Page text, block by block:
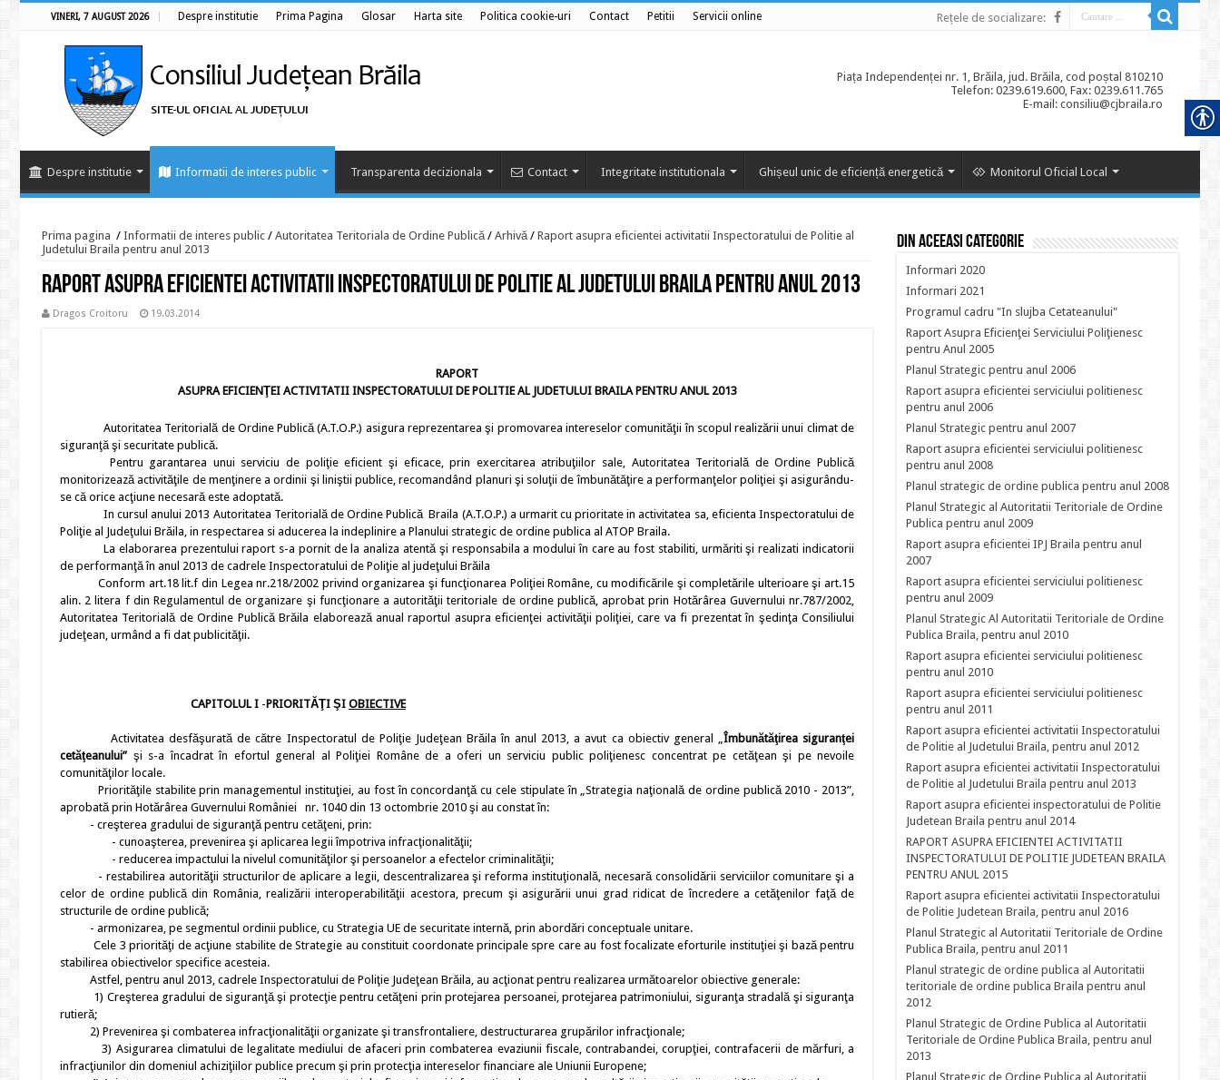
VINERI, 7 AUGUST 2026 Despre institutie Prima Pagina Glosar Harta site Politica cookie-uri Contact Petitii Servicii online Rețele de socializare:
Piața Independenței nr. 1, Brăila, jud. Brăila, cod poștal 810210
Telefon: 0239.619.600, Fax: 0239.611.765
E-mail: consiliu@cjbraila.ro
Despre institutie Informatii de interes public Transparenta decizionala Contact Integritate institutionala Ghișeul unic de eficiență energetică Monitorul Oficial Local
Prima pagina / Informatii de interes public / Autoritatea Teritoriala de Ordine Publică / Arhivă / Raport asupra eficientei activitatii Inspectoratului de Politie al
Judetului Braila pentru anul 2013
Raport asupra eficientei activitatii Inspectoratului de Politie al Judetului Braila pentru anul 2013
Dragos Croitoru 19.03.2014
RAPORT
ASUPRA EFICIENŢEI ACTIVITATII INSPECTORATULUI DE POLITIE AL JUDETULUI BRAILA PENTRU ANUL 2013
Autoritatea Teritorială de Ordine Publică (A.T.O.P.) asigura reprezentarea şi promovarea intereselor comunităţii în scopul realizării unui climat de
siguranţă şi securitate publică.
Pentru garantarea unui serviciu de poliţie eficient şi eficace, prin exercitarea atribuţiilor sale, Autoritatea Teritorială de Ordine Publică
monitorizează activităţile de menţinere a ordinii şi liniştii publice, recomandând planuri şi soluţii de îmbunătăţire a performanţelor poliţiei şi asigurându-
se că orice acţiune necesară este adoptată.
In cursul anului 2013 Autoritatea Teritorială de Ordine Publică Braila (A.T.O.P.) a urmarit cu prioritate in activitatea sa, eficienta Inspectoratului de
Poliţie al Judeţului Brăila, in respectarea si aducerea la indeplinire a Planului strategic de ordine publica al ATOP Braila.
La elaborarea prezentului raport s-a pornit de la analiza atentă şi responsabila a modului în care au fost stabiliti, urmăriti şi realizati indicatorii
de performanţă în anul 2013 de cadrele Inspectoratului de Poliţie al judeţului Brăila
Conform art.18 lit.f din Legea nr.218/2002 privind organizarea şi funcţionarea Poliţiei Române, cu modificările şi completările ulterioare şi art.15
alin. 2 litera f din Regulamentul de organizare şi funcţionare a autorităţii teritoriale de ordine publică, aprobat prin Hotărârea Guvernului nr.787/2002,
Autoritatea Teritorială de Ordine Publică Brăila elaborează anual raportul asupra eficienţei activităţii poliţiei, care va fi prezentat în şedinţa Consiliului
judeţean, urmând a fi dat publicităţii.
CAPITOLUL I -PRIORITĂŢI ŞI OBIECTIVE
Activitatea desfăşurată de către Inspectoratul de Poliţie Judeţean Brăila în anul 2013, a avut ca obiectiv general „Îmbunătăţirea siguranţei
cetăţeanului” şi s-a încadrat în efortul general al Poliţiei Române de a oferi un serviciu public poliţienesc concentrat pe cetăţean şi pe nevoile
comunităţilor locale.
Priorităţile stabilite prin managementul instituţiei, au fost în concordanţă cu cele stipulate în „Strategia naţională de ordine publică 2010 - 2013”,
aprobată prin Hotărârea Guvernului României nr. 1040 din 13 octombrie 2010 şi au constat în:
- creşterea gradului de siguranţă pentru cetăţeni, prin:
- cunoaşterea, prevenirea şi aplicarea legii împotriva infracţionalităţii;
- reducerea impactului la nivelul comunităţilor şi persoanelor a efectelor criminalităţii;
- restabilirea autorităţii structurilor de aplicare a legii, descentralizarea şi reforma instituţională, necesară consolidării serviciilor comunitare şi a
celor de ordine publică din România, realizării interoperabilităţii acestora, precum şi asigurării unui grad ridicat de încredere a cetăţenilor faţă de
structurile de ordine publică;
- armonizarea, pe segmentul ordinii publice, cu Strategia UE de securitate internă, prin abordări conceptuale unitare.
Cele 3 priorităţi de acţiune stabilite de Strategie au constituit coordonate principale spre care au fost focalizate eforturile instituţiei şi bază pentru
stabilirea obiectivelor specifice acesteia.
Astfel, pentru anul 2013, cadrele Inspectoratului de Poliţie Judeţean Brăila, au acţionat pentru realizarea următoarelor obiective generale:
1) Creşterea gradului de siguranţă şi protecţie pentru cetăţeni prin protejarea persoanei, protejarea patrimoniului, siguranţa stradală şi siguranţa
rutieră;
2) Prevenirea şi combaterea infracţionalităţii organizate şi transfrontaliere, destructurarea grupărilor infracţionale;
3) Asigurarea climatului de legalitate mediului de afaceri prin combaterea evaziunii fiscale, contrabandei, corupţiei, contrafacerii de mărfuri, a
infracţiunilor din domeniul achiziţiilor publice precum şi prin protecţia intereselor financiare ale Uniunii Europene;
Din aceeasi categorie
Informari 2020
Informari 2021
Programul cadru "In slujba Cetateanului"
Raport Asupra Eficienţei Serviciului Poliţienesc
pentru Anul 2005
Planul Strategic pentru anul 2006
Raport asupra eficientei serviciului politienesc
pentru anul 2006
Planul Strategic pentru anul 2007
Raport asupra eficientei serviciului politienesc
pentru anul 2008
Planul strategic de ordine publica pentru anul 2008
Planul Strategic al Autoritatii Teritoriale de Ordine
Publica pentru anul 2009
Raport asupra eficientei IPJ Braila pentru anul
2007
Raport asupra eficientei serviciului politienesc
pentru anul 2009
Planul Strategic Al Autoritatii Teritoriale de Ordine
Publica Braila, pentru anul 2010
Raport asupra eficientei serviciului politienesc
pentru anul 2010
Raport asupra eficientei serviciului politienesc
pentru anul 2011
Raport asupra eficientei activitatii Inspectoratului
de Politie al Judetului Braila, pentru anul 2012
Raport asupra eficientei activitatii Inspectoratului
de Politie al Judetului Braila pentru anul 2013
Raport asupra eficientei inspectoratului de Politie
Judetean Braila pentru anul 2014
RAPORT ASUPRA EFICIENTEI ACTIVITATII
INSPECTORATULUI DE POLITIE JUDETEAN BRAILA
PENTRU ANUL 2015
Raport asupra eficientei activitatii Inspectoratului
de Politie Judetean Braila, pentru anul 2016
Planul Strategic al Autoritatii Teritoriale de Ordine
Publica Braila, pentru anul 2011
Planul strategic de ordine publica al Autoritatii
teritoriale de ordine publica Braila pentru anul
2012
Planul Strategic de Ordine Publica al Autoritatii
Teritoriale de Ordine Publica Braila, pentru anul
2013
Planul Strategic de Ordine Publica al Autoritatii